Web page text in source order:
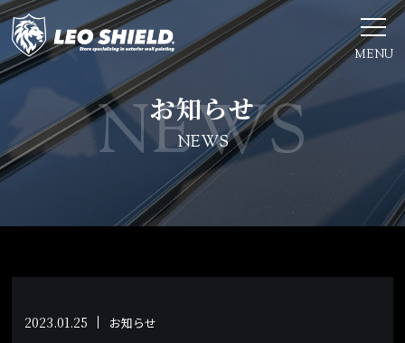
MENU
お知らせ
NEWS
2023.01.25 お知らせ